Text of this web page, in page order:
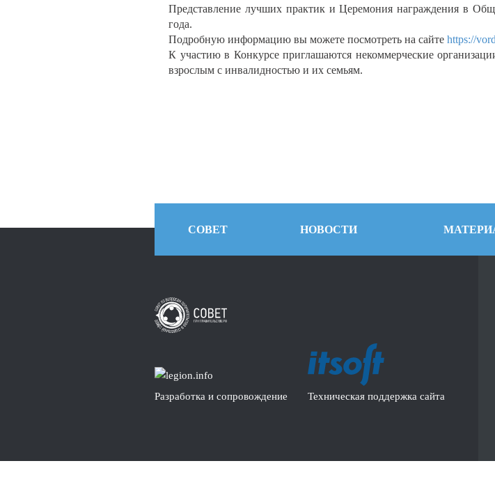
Представление лучших практик и Церемония награждения в
года.
Подробную информацию вы можете посмотреть на сайте https://
К участию в Конкурсе приглашаются некоммерческие
взрослым с инвалидностью и их семьям.
СОВЕТ НОВОСТИ
Разработка и сопровождение Техническая поддержка сайта